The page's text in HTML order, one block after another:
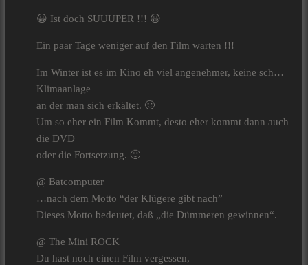
😀 Ist doch SUUUPER !!! 😀
Ein paar Tage weniger auf den Film warten !!!
Im Winter ist es im Kino eh viel angenehmer, keine sch…
Klimaanlage
an der man sich erkältet. 🙂
Um so eher ein Film Kommt, desto eher kommt dann auch
die DVD
oder die Fortsetzung. 🙂
@ Batcomputer
…nach dem Motto “der Klügere gibt nach”
Dieses Motto bedeutet, daß „die Dümmeren gewinnen“.
@ The Mini ROCK
Du hast noch einen Film vergessen,